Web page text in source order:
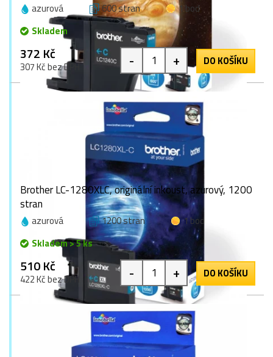
azurová 600 stran
1 bod
Skladem
372 Kč
307 Kč bez DPH - + DO KOŠÍKU
Brother LC-1280XLC, originální inkoust, azurový, 1200
stran
azurová 1200 stran
1 bod
Skladem > 5 ks
510 Kč
422 Kč bez DPH - + DO KOŠÍKU